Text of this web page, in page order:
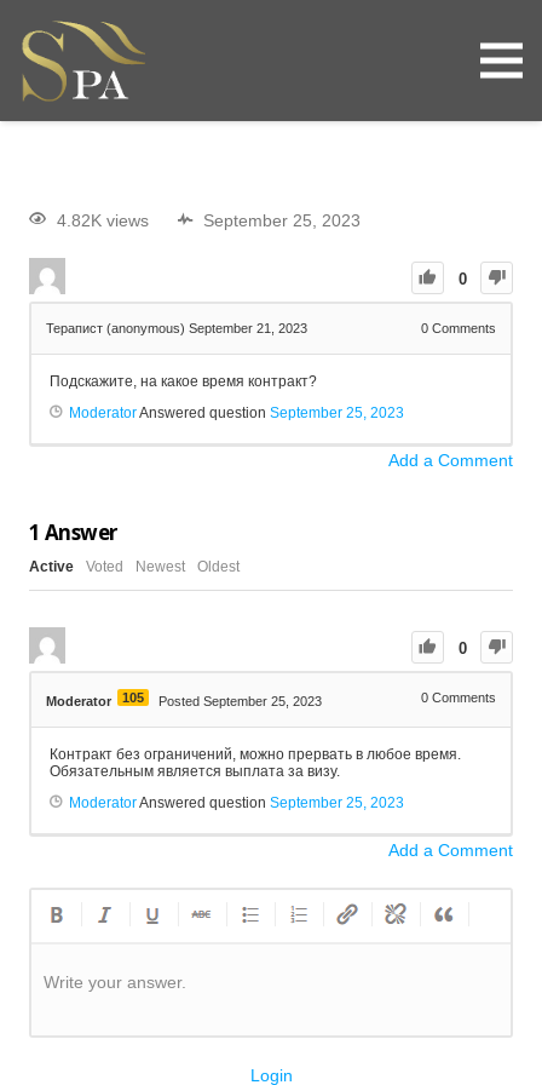
4.82K views September 25, 2023
0
Терапист (anonymous) September 21, 2023 0 Comments
Подскажите, на какое время контракт?
ModeratorAnswered question September 25, 2023
Add a Comment
1 Answer
Active Voted Newest Oldest
0
Moderator 105 Posted September 25, 2023 0 Comments
Контракт без ограничений, можно прервать в любое время.
Обязательным является выплата за визу.
ModeratorAnswered question September 25, 2023
Add a Comment
Write your answer.
Login